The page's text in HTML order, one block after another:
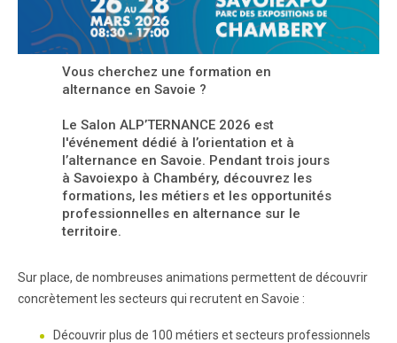
Vous cherchez une formation en
alternance en Savoie ?
Le Salon ALP’TERNANCE 2026 est
l'événement dédié à l’orientation et à
l’alternance en Savoie. Pendant trois jours
à Savoiexpo à Chambéry, découvrez les
formations, les métiers et les opportunités
professionnelles en alternance sur le
territoire.
Sur place, de nombreuses animations permettent de découvrir
concrètement les secteurs qui recrutent en Savoie :
Découvrir plus de 100 métiers et secteurs professionnels